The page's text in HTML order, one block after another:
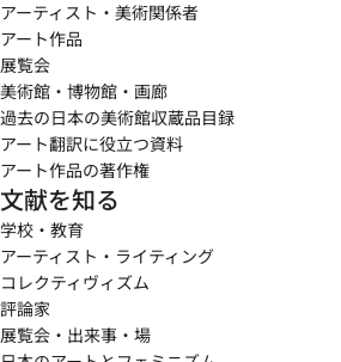
アーティスト・美術関係者
アート作品
展覧会
美術館・博物館・画廊
過去の日本の美術館収蔵品目録
アート翻訳に役立つ資料
アート作品の著作権
文献を知る
学校・教育
アーティスト・ライティング
コレクティヴィズム
評論家
展覧会・出来事・場